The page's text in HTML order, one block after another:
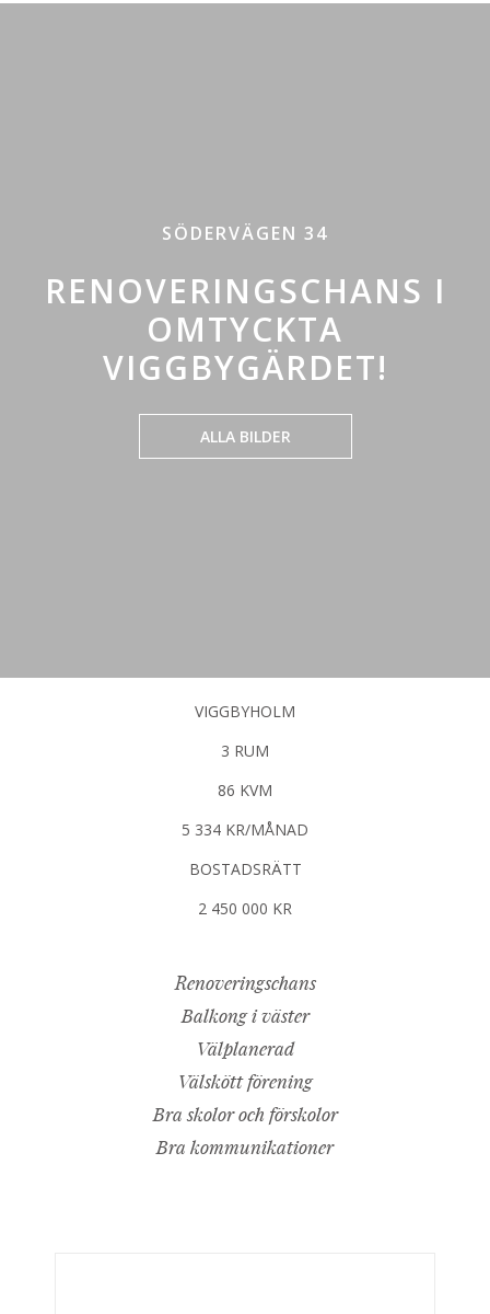
SÖDERVÄGEN 34
RENOVERINGSCHANS I
OMTYCKTA
VIGGBYGÄRDET!
ALLA BILDER
VIGGBYHOLM
3 RUM
86 KVM
5 334 KR/MÅNAD
BOSTADSRÄTT
2 450 000 KR
Renoveringschans
Balkong i väster
Välplanerad
Välskött förening
Bra skolor och förskolor
Bra kommunikationer